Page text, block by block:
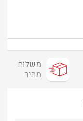
משלוח
מהיר